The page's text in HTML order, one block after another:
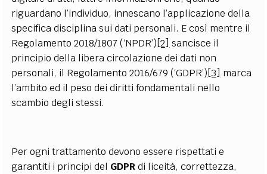
riguardano l’individuo, innescano l’applicazione della
specifica disciplina sui dati personali. E così mentre il
Regolamento 2018/1807 (‘NPDR’)[2] sancisce il
principio della libera circolazione dei dati non
personali, il Regolamento 2016/679 (‘GDPR’)[3] marca
l’ambito ed il peso dei diritti fondamentali nello
scambio degli stessi.
Per ogni trattamento devono essere rispettati e
garantiti i principi del GDPRdi liceità, correttezza,